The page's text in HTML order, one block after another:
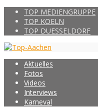
TOP MEDIENGRUPPE
TOP KOELN
TOP DUESSELDORF
Aktuelles
Fotos
Videos
Interviews
Karneval